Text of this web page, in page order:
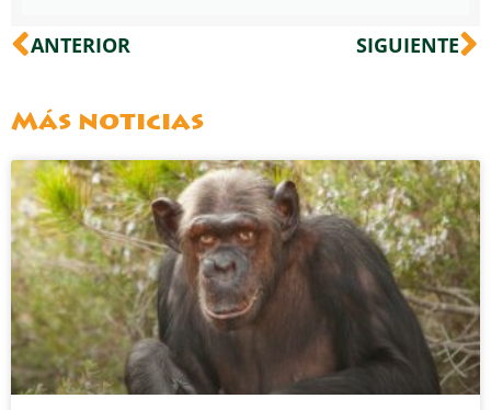
Ant
ANTERIOR SIGUIENTE
Más noticias